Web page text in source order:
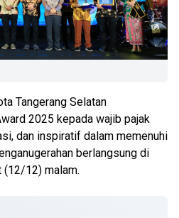
Tangerang Selatan
2025 kepada wajib pajak
dan inspiratif dalam memenuhi
berlangsung di
(12/12) malam.